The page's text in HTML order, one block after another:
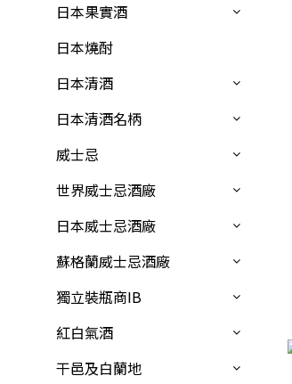
日本果實酒
日本燒酎
日本清酒
日本清酒名柄
威士忌
世界威士忌酒廠
日本威士忌酒廠
蘇格蘭威士忌酒廠
獨立裝瓶商IB
紅白氣酒
干邑及白蘭地